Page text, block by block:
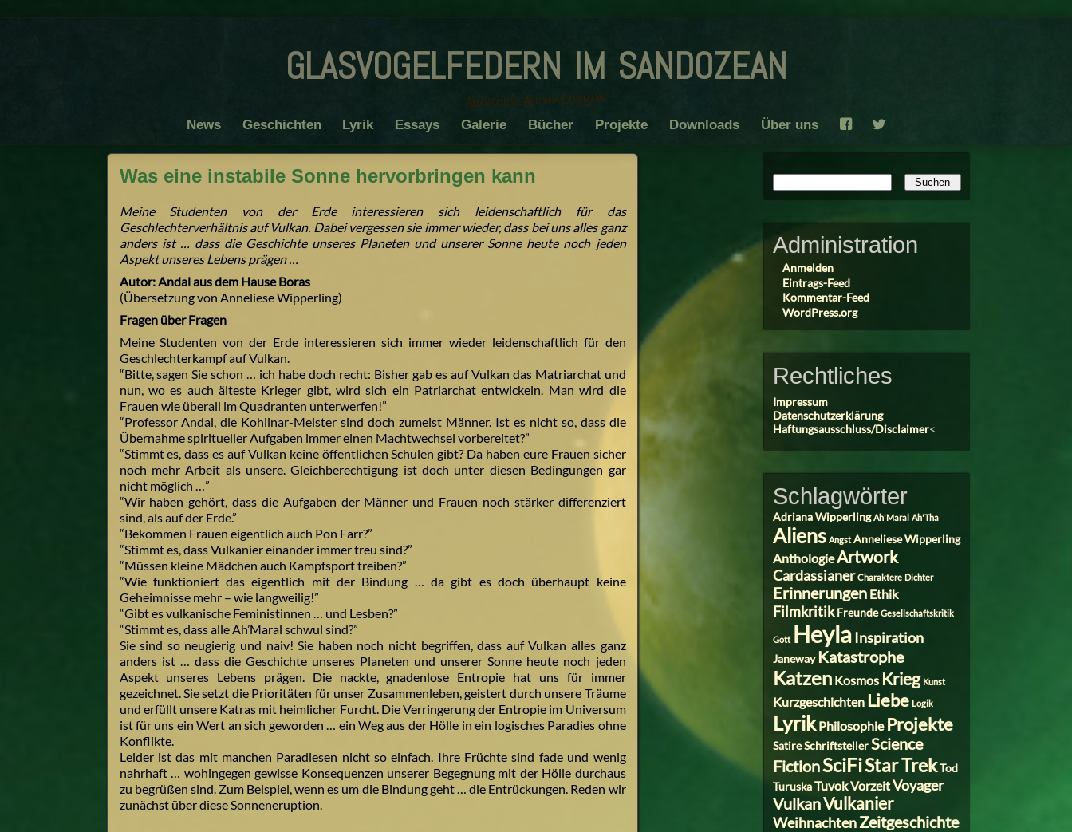
glasvogelfedern im sandozean
Amanda und Adriana Landmann
News Geschichten Lyrik Essays Galerie Bücher Projekte Downloads Über uns F T
Was eine instabile Sonne hervorbringen kann
Meine Studenten von der Erde interessieren sich leidenschaftlich für das
Geschlechterverhältnis auf Vulkan. Dabei vergessen sie immer wieder, dass bei uns alles ganz
anders ist … dass die Geschichte unseres Planeten und unserer Sonne heute noch jeden
Aspekt unseres Lebens prägen …
Autor: Andal aus dem Hause Boras
(Übersetzung von Anneliese Wipperling)
Fragen über Fragen
Meine Studenten von der Erde interessieren sich immer wieder leidenschaftlich für den
Geschlechterkampf auf Vulkan.
“Bitte, sagen Sie schon … ich habe doch recht: Bisher gab es auf Vulkan das Matriarchat und
nun, wo es auch älteste Krieger gibt, wird sich ein Patriarchat entwickeln. Man wird die
Frauen wie überall im Quadranten unterwerfen!”
“Professor Andal, die Kohlinar-Meister sind doch zumeist Männer. Ist es nicht so, dass die
Übernahme spiritueller Aufgaben immer einen Machtwechsel vorbereitet?”
“Stimmt es, dass es auf Vulkan keine öffentlichen Schulen gibt? Da haben eure Frauen sicher
noch mehr Arbeit als unsere. Gleichberechtigung ist doch unter diesen Bedingungen gar
nicht möglich …”
“Wir haben gehört, dass die Aufgaben der Männer und Frauen noch stärker differenziert
sind, als auf der Erde.”
“Bekommen Frauen eigentlich auch Pon Farr?”
“Stimmt es, dass Vulkanier einander immer treu sind?”
“Müssen kleine Mädchen auch Kampfsport treiben?”
“Wie funktioniert das eigentlich mit der Bindung … da gibt es doch überhaupt keine
Geheimnisse mehr – wie langweilig!”
“Gibt es vulkanische Feministinnen … und Lesben?”
“Stimmt es, dass alle Ah’Maral schwul sind?”
Sie sind so neugierig und naiv! Sie haben noch nicht begriffen, dass auf Vulkan alles ganz
anders ist … dass die Geschichte unseres Planeten und unserer Sonne heute noch jeden
Aspekt unseres Lebens prägen. Die nackte, gnadenlose Entropie hat uns für immer
gezeichnet. Sie setzt die Prioritäten für unser Zusammenleben, geistert durch unsere Träume
und erfüllt unsere Katras mit heimlicher Furcht. Die Verringerung der Entropie im Universum
ist für uns ein Wert an sich geworden … ein Weg aus der Hölle in ein logisches Paradies ohne
Konflikte.
Leider ist das mit manchen Paradiesen nicht so einfach. Ihre Früchte sind fade und wenig
nahrhaft … wohingegen gewisse Konsequenzen unserer Begegnung mit der Hölle durchaus
zu begrüßen sind. Zum Beispiel, wenn es um die Bindung geht … die Entrückungen. Reden wir
zunächst über diese Sonneneruption.
Administration
Anmelden
Eintrags-Feed
Kommentar-Feed
WordPress.org
Rechtliches
Impressum
Datenschutzerklärung
Haftungsausschluss/Disclaimer<
Schlagwörter
Adriana Wipperling Ah'Maral Ah'Tha
Aliens Angst Anneliese Wipperling
AnthologieArtwork
Cardassianer Charaktere Dichter
Erinnerungen Ethik
Filmkritik Freunde Gesellschaftskritik
Gott HeylaInspiration
Janeway Katastrophe
Katzen Kosmos Krieg Kunst
Kurzgeschichten Liebe Logik
LyrikPhilosophie Projekte
SatireSchriftsteller Science
FictionSciFiStar TrekTod
Turuska TuvokVorzeitVoyager
VulkanVulkanier
WeihnachtenZeitgeschichte